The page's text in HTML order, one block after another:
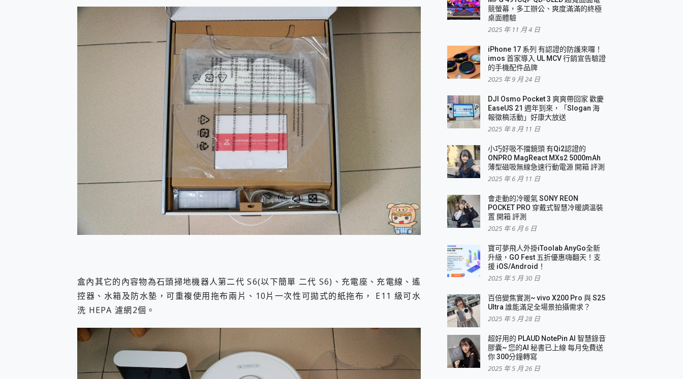
盒內其它的內容物為石頭掃地機器人第二代 S6(以下簡單 二代 S6)、充電座、充電線、遙
控器、水箱及防水墊，可重複使用拖布兩片、10片一次性可拋式的紙拖布， E11 級可水
洗 HEPA 濾網2個。
競螢幕，多工辦公、爽度滿滿的終極
桌面體驗
2025 年 11 月 4 日
iPhone 17 系列 有認證的防護來囉！
imos 首家導入 UL MCV 行銷宣告驗證
的手機配件品牌
2025 年 9 月 24 日
DJI Osmo Pocket 3 爽爽帶回家 歡慶
EaseUS 21 週年到來，「Slogan 海
報徵稿活動」好康大放送
2025 年 8 月 11 日
小巧好吸不擋鏡頭 有Qi2認證的
ONPRO MagReact MXs2 5000mAh
薄型磁吸無線急速行動電源 開箱 評測
2025 年 6 月 11 日
會走動的冷暖氣 SONY REON
POCKET PRO 穿戴式智慧冷暖調溫裝
置 開箱 評測
2025 年 6 月 6 日
寶可夢飛人外掛iToolab AnyGo全新
升級，GO Fest 五折優惠嗨翻天！支
援 iOS/Android！
2025 年 5 月 30 日
百倍變焦實測~ vivo X200 Pro 與 S25
Ultra 誰能滿足全場景拍攝需求？
2025 年 5 月 28 日
超好用的 PLAUD NotePin AI 智慧錄音
膠囊~ 您的AI 秘書已上線 每月免費送
你 300分鐘轉寫
2025 年 5 月 26 日